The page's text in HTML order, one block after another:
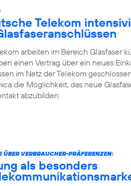
Telekom
arbeiten im Bereich Glasfaser
einen Vertrag über ein neues
im Netz der Telekom
die Möglichkeit, das neue
abzubilden.
ÜBER VERBRAUCHER-PRÄFERENZEN:
als besonders